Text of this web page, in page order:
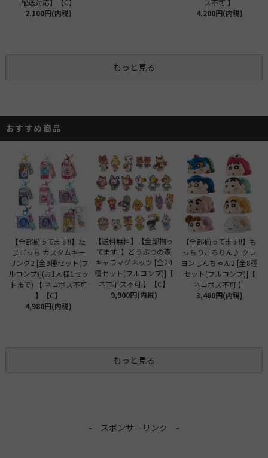
配送対応】【C】
2,100円(内税)
ス不可 】
4,200円(内税)
もっと見る
おすすめ商品
【全部揃ってます!!】た
まごっち カスタムキー
リング2 [全9種セット(フ
ルコンプ)](お1人様1セッ
トまで) 【 ネコポス不可
】【C】
4,980円(内税)
【送料無料】【全部揃っ
てます!!】どうぶつの森
キャラマグネッツ [全24
種セット(フルコンプ)]【
ネコポス不可 】【C】
9,900円(内税)
【全部揃ってます!!】も
っちりころりん♪ クレ
ヨンしんちゃん2 [全8種
セット(フルコンプ)]【
ネコポス不可 】
3,480円(内税)
もっと見る
- スポンサーリンク -